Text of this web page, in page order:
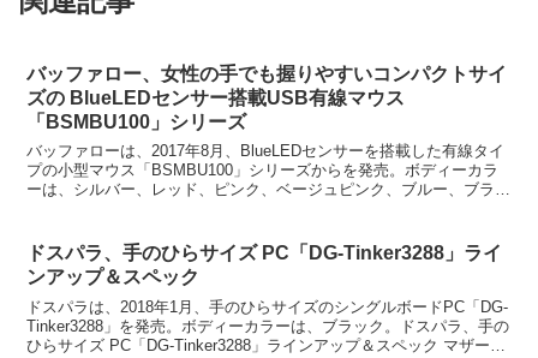
バッファロー、女性の手でも握りやすいコンパクトサイ
ズの BlueLEDセンサー搭載USB有線マウス
「BSMBU100」シリーズ
バッファローは、2017年8月、BlueLEDセンサーを搭載した有線タイ
プの小型マウス「BSMBU100」シリーズからを発売。ボディーカラ
ーは、シルバー、レッド、ピンク、ベージュピンク、ブルー、ブラッ
ドスパラ、手のひらサイズ PC「DG-Tinker3288」ライ
ンアップ＆スペック
ドスパラは、2018年1月、手のひらサイズのシングルボードPC「DG-
Tinker3288」を発売。ボディーカラーは、ブラック。ドスパラ、手の
ひらサイズ PC「DG-Tinker3288」ラインアップ＆スペック マザーボ